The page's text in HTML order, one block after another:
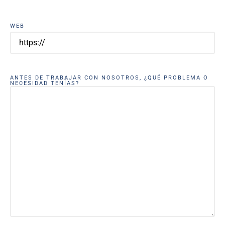
WEB
ANTES DE TRABAJAR CON NOSOTROS, ¿QUÉ PROBLEMA O
NECESIDAD TENÍAS?